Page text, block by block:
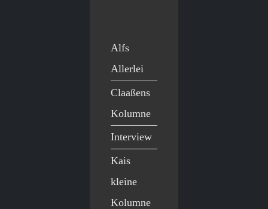
Alfs
Allerlei
Claaßens
Kolumne
Interview
Kais
kleine
Kolumne